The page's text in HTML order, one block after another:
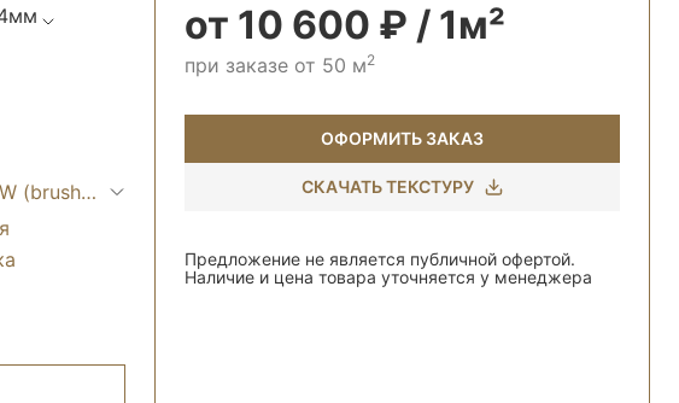
(brushed)
от 10 600 ₽ / 1м²
при заказе от 50 м2
ОФОРМИТЬ ЗАКАЗ
СКАЧАТЬ ТЕКСТУРУ
Предложение не является публичной офертой.
Наличие и цена товара уточняется у менеджера